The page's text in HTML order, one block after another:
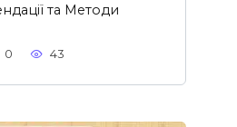
та Методи
0 43